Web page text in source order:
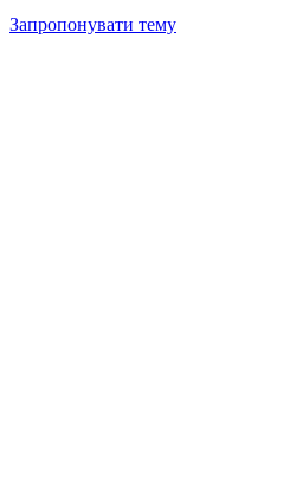
Запропонувати тему